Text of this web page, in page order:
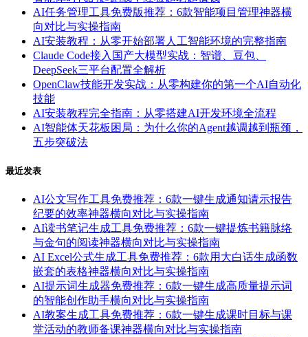
AI任务管理工具免费版推荐：6款智能项目管理神器横
向对比与实操指南
AI安装教程：从零开始部署人工智能环境的完整指南
Claude Code接入国产大模型实战：智谱、豆包、
DeepSeek三平台配置全解析
OpenClaw技能开发实战：从零构建你的第一个AI自动化
技能
AI安装教程完全指南：从零搭建AI开发环境全流程
AI智能体天花板困局：为什么你的Agent越调越到瓶颈，
五步突破法
最近发表
AI公文写作工具免费推荐：6款一键生成通知请示报告
纪要的效率神器横向对比与实操指南
AI读书笔记生成工具免费推荐：6款一键提炼书籍脉络
与金句的阅读神器横向对比与实操指南
AI Excel公式生成工具免费推荐：6款用大白话生成函数
嵌套的表格神器横向对比与实操指南
AI提示词生成器免费推荐：6款一键生成高质量提示词
的智能创作助手横向对比与实操指南
AI教案生成工具免费推荐：6款一键生成课时目标与课
堂活动的教师备课神器横向对比与实操指南